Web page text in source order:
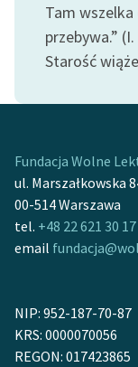
Ręce pełne poezji
Kolekcje edukacyjne
twórców
do domeny
Odkurzamy
Szkoła Poezji
Lektur
Kontakt
O projekcie
Tam wszelka
przebywa.”
Starość
Fundacja Wolne
ul. Marszałkowska
00-514 Warszawa
tel. +48 22 621 30 17
email
NIP: 952-187-70-87
KRS: 0000070056
REGON: 017423865